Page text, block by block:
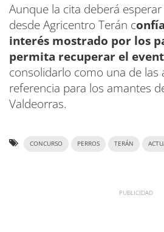
Aunque la cita deberá
desde Agricentro Terán c
interés mostrado por los
permita recuperar el
consolidarlo como una de las
referencia para los amantes
Valdeorras.
CONCURSO PERROS TERÁN